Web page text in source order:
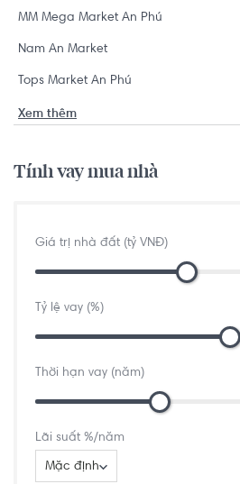
MM Mega Market An Phú
Nam An Market
Tops Market An Phú
Xem thêm
Tính vay mua nhà
Giá trị nhà đất (tỷ VNĐ)
Tỷ lệ vay (%)
Thời hạn vay (năm)
Lãi suất %/năm
Mặc định